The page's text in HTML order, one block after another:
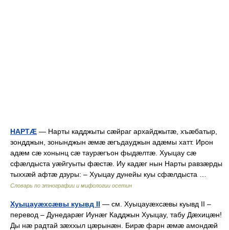
НАРТÆ — Нарты кадджыты сæйраг архайджытæ, хъæбатыр,
зондджын, зонынджын æмæ æгъдауджын адæмы хатт. Ирон
адæм сæ хонынц сæ таурæгъон фыдæлтæ. Хуыцау сæ
сфæлдыста уæйгуыты фæстæ. Иу кадæг нын Нарты равзæрды
тыххæй афтæ дзуры: – Хуыцау дунейы куы сфæлдыста …
Словарь по этнографии и мифологии осетин
Хуыцауæхсæвы куывд II — см. Хуыцауæхсæвы куывд II –
перевод – Дунедарæг Иунæг Кадджын Хуыцау, табу Дæхицæн!
Ды нæ радтай зæххыл цæрынæн. Бирæ фарн æмæ амондæй